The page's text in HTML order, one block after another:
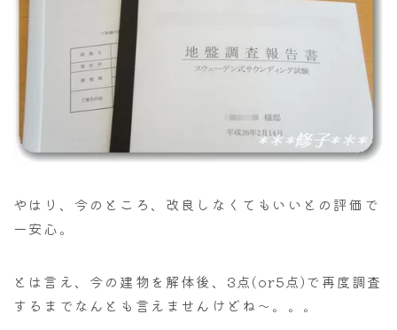
やはり、今のところ、改良しなくてもいいとの評価で
一安心。
とは言え、今の建物を解体後、3点(or5点)で再度調査
するまでなんとも言えませんけどね～。。。